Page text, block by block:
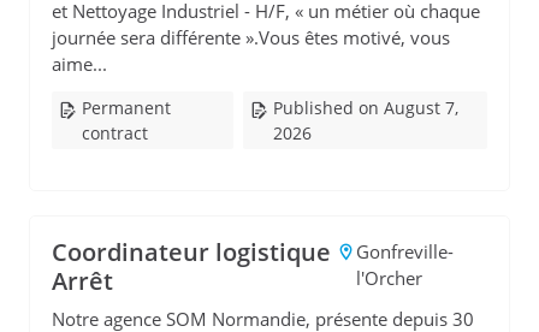
et Nettoyage Industriel - H/F, « un métier où chaque
journée sera différente ».Vous êtes motivé, vous
aime...
Permanent
contract
Published on August 7,
2026
Coordinateur logistique
Arrêt
Gonfreville-
l'Orcher
Notre agence SOM Normandie, présente depuis 30